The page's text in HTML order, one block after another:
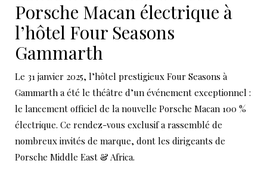
Porsche Macan électrique à
l’hôtel Four Seasons
Gammarth
Le 31 janvier 2025, l’hôtel prestigieux Four Seasons à
Gammarth a été le théâtre d’un événement exceptionnel :
le lancement officiel de la nouvelle Porsche Macan 100 %
électrique. Ce rendez-vous exclusif a rassemblé de
nombreux invités de marque, dont les dirigeants de
Porsche Middle East & Africa.